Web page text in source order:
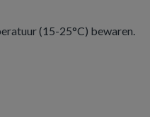
(15-25°C) bewaren.